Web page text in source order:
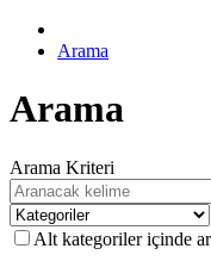
Arama
Arama
Arama Kriteri
Alt kategoriler içinde